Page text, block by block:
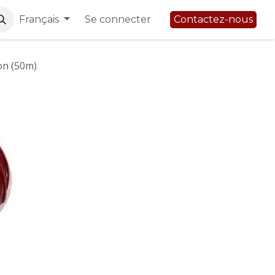
Français Se connecter Contactez-nous
(50m)